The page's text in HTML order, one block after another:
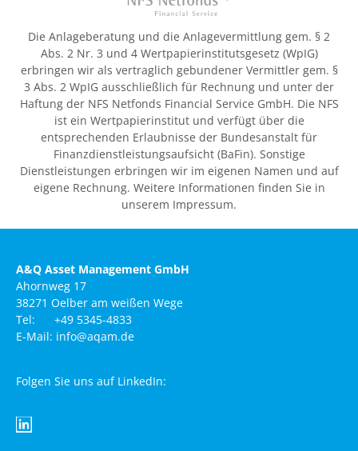
Die Anlageberatung und die Anlagevermittlung gem. § 2
Abs. 2 Nr. 3 und 4 Wertpapierinstitutsgesetz (WpIG)
erbringen wir als vertraglich gebundener Vermittler gem. §
3 Abs. 2 WpIG ausschließlich für Rechnung und unter der
Haftung der NFS Netfonds Financial Service GmbH. Die NFS
ist ein Wertpapierinstitut und verfügt über die
entsprechenden Erlaubnisse der Bundesanstalt für
Finanzdienstleistungsaufsicht (BaFin). Sonstige
Dienstleistungen erbringen wir im eigenen Namen und auf
eigene Rechnung. Weitere Informationen finden Sie in
unserem Impressum.
A&Q Asset Management GmbH
Ahornweg 17
38271 Oelber am weißen Wege
Tel: +49 5345-4833
E-Mail: info@aqam.de
Folgen Sie uns auf LinkedIn: